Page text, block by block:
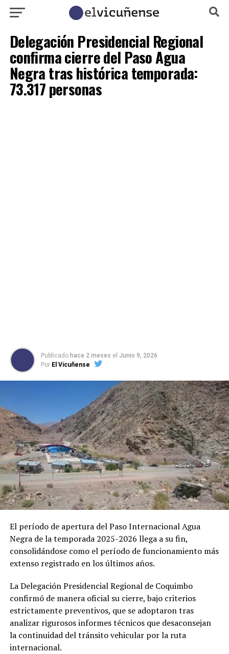
Delegación Presidencial Regional
confirma cierre del Paso Agua
Negra tras histórica temporada:
73.317 personas
Publicado hace 2 meses el Junio 9, 2026
Por El Vicuñense
El período de apertura del Paso Internacional Agua
Negra de la temporada 2025-2026 llega a su fin,
consolidándose como el período de funcionamiento más
extenso registrado en los últimos años.
​La Delegación Presidencial Regional de Coquimbo
confirmó de manera oficial su cierre, bajo criterios
estrictamente preventivos, que se adoptaron tras
analizar rigurosos informes técnicos que desaconsejan
la continuidad del tránsito vehicular por la ruta
internacional.